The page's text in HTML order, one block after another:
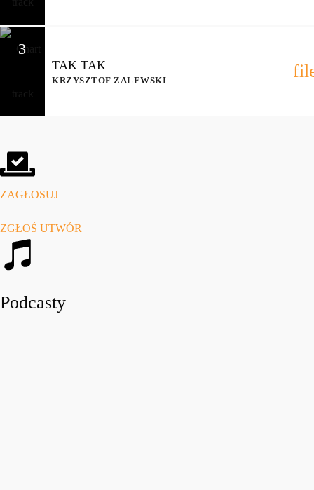
3
TAK TAK
KRZYSZTOF ZALEWSKI
ZAGŁOSUJ
ZGŁOŚ UTWÓR
Podcasty